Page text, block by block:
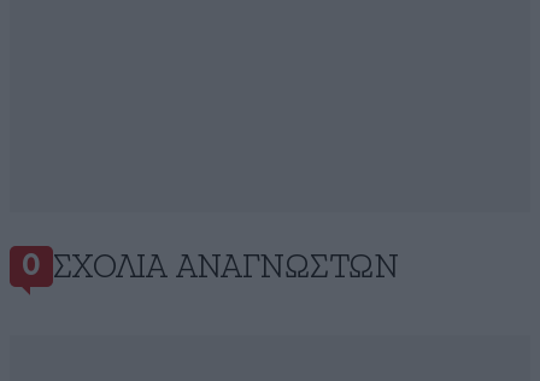
0 ΣΧΌΛΙΑ ΑΝΑΓΝΩΣΤΏΝ